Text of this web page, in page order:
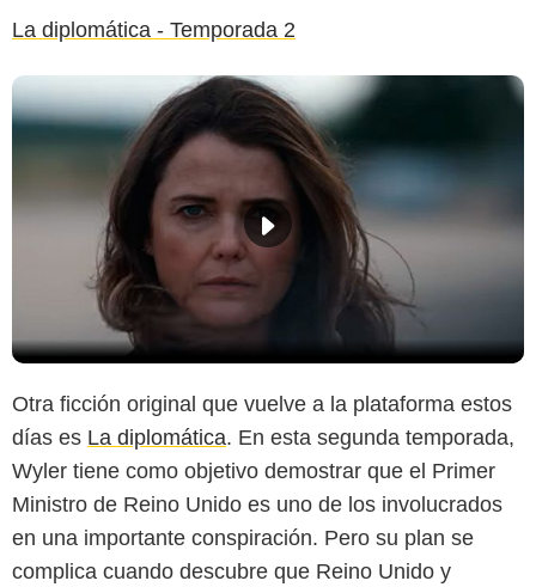
La diplomática - Temporada 2
Otra ficción original que vuelve a la plataforma estos
días es La diplomática. En esta segunda temporada,
Wyler tiene como objetivo demostrar que el Primer
Ministro de Reino Unido es uno de los involucrados
en una importante conspiración. Pero su plan se
complica cuando descubre que Reino Unido y